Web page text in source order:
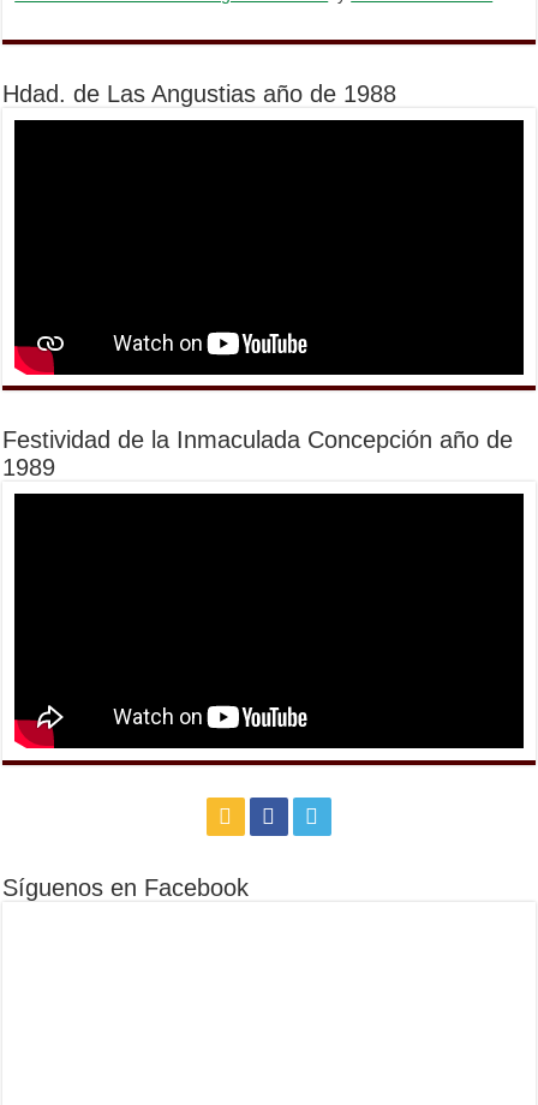
Hdad. de Las Angustias año de 1988
Festividad de la Inmaculada Concepción año de
1989
Síguenos en Facebook